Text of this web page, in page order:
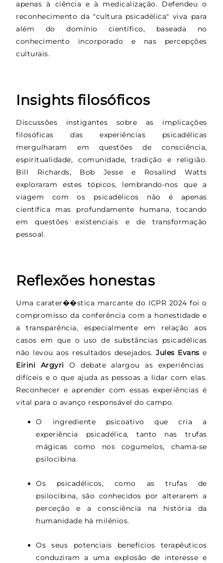
apenas à ciência e à medicalização. Defendeu o
reconhecimento da "cultura psicadélica" viva para
além do domínio científico, baseada no
conhecimento incorporado e nas percepções
culturais.
Insights filosóficos
Discussões instigantes sobre as implicações
filosóficas das experiências psicadélicas
mergulharam em questões de consciência,
espiritualidade, comunidade, tradição e religião.
Bill Richards, Bob Jesse e Rosalind Watts
exploraram estes tópicos, lembrando-nos que a
viagem com os psicadélicos não é apenas
científica mas profundamente humana, tocando
em questões existenciais e de transformação
pessoal.
Reflexões honestas
Uma carater��stica marcante do ICPR 2024 foi o
compromisso da conferência com a honestidade e
a transparência, especialmente em relação aos
casos em que o uso de substâncias psicadélicas
não levou aos resultados desejados.Jules Evans e
Eirini Argyri O debate alargou as experiências
difíceis e o que ajuda as pessoas a lidar com elas.
Reconhecer e aprender com essas experiências é
vital para o avanço responsável do campo.
O ingrediente psicoativo que cria a
experiência psicadélica, tanto nas trufas
mágicas como nos cogumelos, chama-se
psilocibina.
Os psicadélicos, como as trufas de
psilocibina, são conhecidos por alterarem a
perceção e a consciência na história da
humanidade há milénios.
Os seus potenciais benefícios terapêuticos
conduziram a uma explosão de interesse e